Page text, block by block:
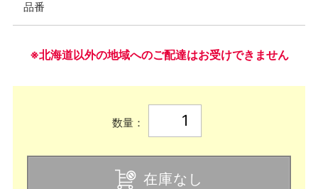
品番
※北海道以外の地域へのご配達はお受けできません
数量：
在庫なし